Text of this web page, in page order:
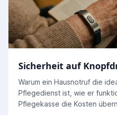
Sicherheit auf
Warum ein Hausnotruf die
Pflegedienst ist, wie er
Pflegekasse die Kosten